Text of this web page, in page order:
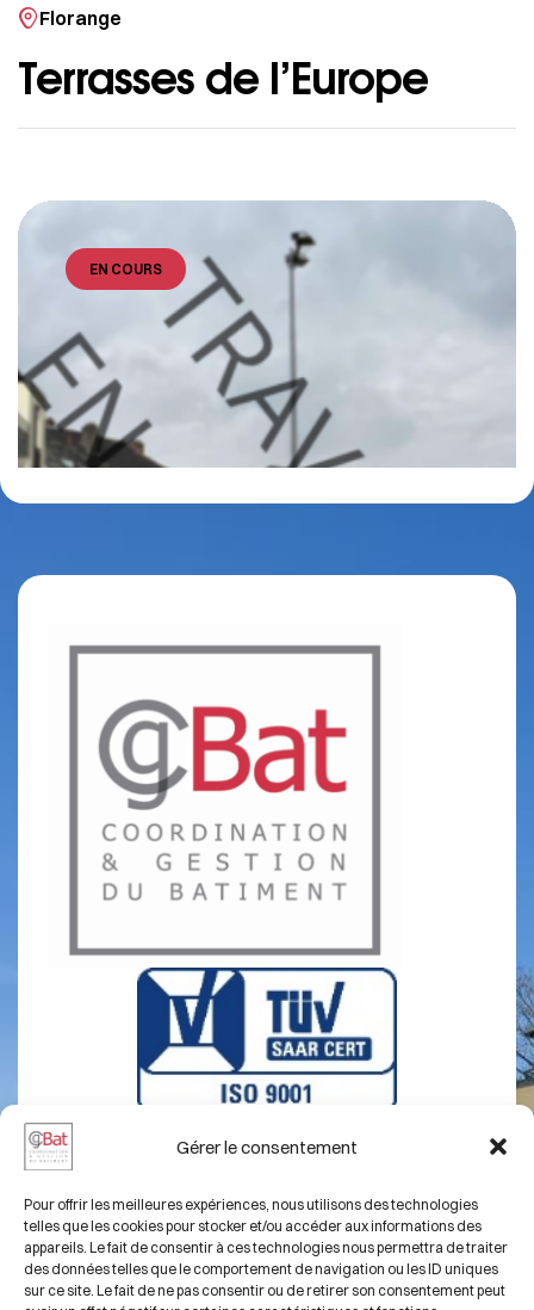
Gérer le consentement
Pour offrir les meilleures expériences, nous utilisons des technologies
telles que les cookies pour stocker et/ou accéder aux informations des
appareils. Le fait de consentir à ces technologies nous permettra de traiter
des données telles que le comportement de navigation ou les ID uniques
sur ce site. Le fait de ne pas consentir ou de retirer son consentement peut
Florange
Terrasses de l’Europe
EN COURS
Thionville
Clos Saint Pierre
A propos
Chantiers
Compétences
Mentions légales
Contact